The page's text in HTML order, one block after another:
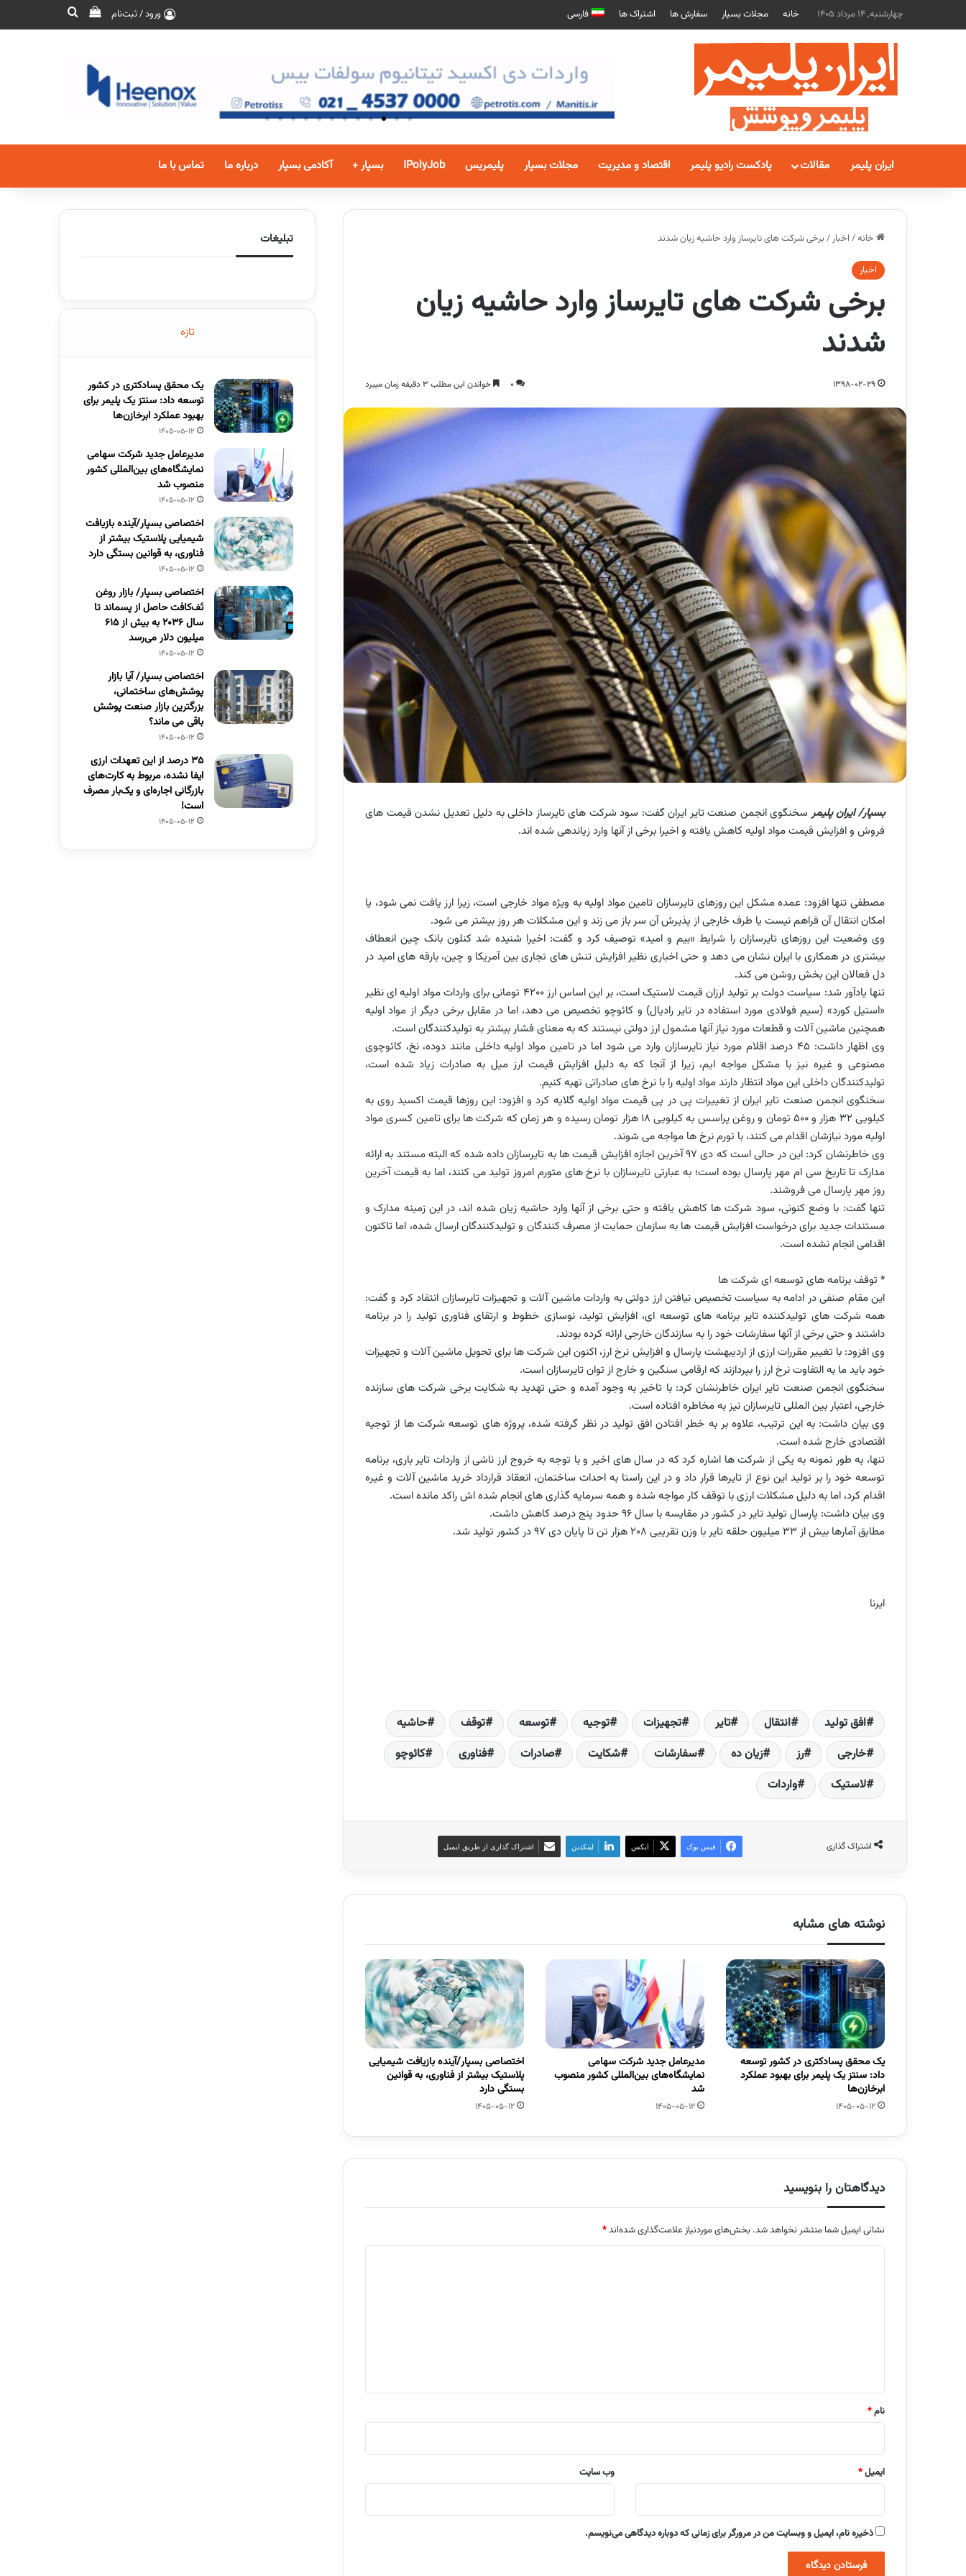
چهارشنبه, 14 مرداد 1405 خانه مجلات بسپار سفارش ها اشتراک ها فارسی ورود / ثبت‌نام
ایران پلیمر مقالات پادکست رادیو پلیمر اقتصاد و مدیریت مجلات بسپار پلیمریس IPolyJob بسپار + آکادمی بسپار درباره ما تماس با ما
خانه/ اخبار/برخی شرکت های تایرساز وارد حاشیه زیان شدند
اخبار
برخی شرکت های تایرساز وارد حاشیه زیان
شدند
1398-02-29
0 خواندن این مطلب 3 دقیقه زمان میبرد
بسپار/ ایران پلیمر سخنگوی انجمن صنعت تایر ایران گفت: سود شرکت های تایرساز داخلی به دلیل تعدیل نشدن قیمت های
فروش و افزایش قیمت مواد اولیه کاهش یافته و اخیرا برخی از آنها وارد زیاندهی شده اند.
مصطفی تنها افزود: عمده مشکل این روزهای تایرسازان تامین مواد اولیه به ویژه مواد خارجی است، زیرا ارز یافت نمی شود، یا
امکان انتقال آن فراهم نیست یا طرف خارجی از پذیرش آن سر باز می زند و این مشکلات هر روز بیشتر می شود.
وی وضعیت این روزهای تایرسازان را شرایط «بیم و امید» توصیف کرد و گفت: اخیرا شنیده شد کنلون بانک چین انعطاف
بیشتری در همکاری با ایران نشان می دهد و حتی اخباری نظیر افزایش تنش های تجاری بین آمریکا و چین، بارقه های امید در
دل فعالان این بخش روشن می کند.
تنها یادآور شد: سیاست دولت بر تولید ارزان قیمت لاستیک است، بر این اساس ارز 4200 تومانی برای واردات مواد اولیه ای نظیر
«استیل کورد» (سیم فولادی مورد استفاده در تایر رادیال) و کائوچو تخصیص می دهد، اما در مقابل برخی دیگر از مواد اولیه
همچنین ماشین آلات و قطعات مورد نیاز آنها مشمول ارز دولتی نیستند که به معنای فشار بیشتر به تولیدکنندگان است.
وی اظهار داشت: 45 درصد اقلام مورد نیاز تایرسازان وارد می شود اما در تامین مواد اولیه داخلی مانند دوده، نخ، کائوچوی
مصنوعی و غیره نیز با مشکل مواجه ایم، زیرا از آنجا که به دلیل افزایش قیمت ارز میل به صادرات زیاد شده است،
تولیدکنندگان داخلی این مواد انتظار دارند مواد اولیه را با نرخ های صادراتی تهیه کنیم.
سخنگوی انجمن صنعت تایر ایران از تغییرات پی در پی قیمت مواد اولیه گلایه کرد و افزود: این روزها قیمت اکسید روی به
کیلویی 32 هزار و 500 تومان و روغن پراسس به کیلویی 18 هزار تومان رسیده و هر زمان که شرکت ها برای تامین کسری مواد
اولیه مورد نیازشان اقدام می کنند، با تورم نرخ ها مواجه می شوند.
وی خاطرنشان کرد: این در حالی است که دی 97 آخرین اجازه افزایش قیمت ها به تایرسازان داده شده که البته مستند به ارائه
مدارک تا تاریخ سی ام مهر پارسال بوده است؛ به عبارتی تایرسازان با نرخ های متورم امروز تولید می کنند، اما به قیمت آخرین
روز مهر پارسال می فروشند.
تنها گفت: با وضع کنونی، سود شرکت ها کاهش یافته و حتی برخی از آنها وارد حاشیه زیان شده اند، در این زمینه مدارک و
مستندات جدید برای درخواست افزایش قیمت ها به سازمان حمایت از مصرف کنندگان و تولیدکنندگان ارسال شده، اما تاکنون
اقدامی انجام نشده است.
* توقف برنامه های توسعه ای شرکت ها
این مقام صنفی در ادامه به سیاست تخصیص نیافتن ارز دولتی به واردات ماشین آلات و تجهیزات تایرسازان انتقاد کرد و گفت:
همه شرکت های تولیدکننده تایر برنامه های توسعه ای، افزایش تولید، نوسازی خطوط و ارتقای فناوری تولید را در برنامه
داشتند و حتی برخی از آنها سفارشات خود را به سازندگان خارجی ارائه کرده بودند.
وی افزود: با تغییر مقررات ارزی از اردیبهشت پارسال و افزایش نرخ ارز، اکنون این شرکت ها برای تحویل ماشین آلات و تجهیزات
خود باید ما به التفاوت نرخ ارز را بپردازند که ارقامی سنگین و خارج از توان تایرسازان است.
سخنگوی انجمن صنعت تایر ایران خاطرنشان کرد: با تاخیر به وجود آمده و حتی تهدید به شکایت برخی شرکت های سازنده
خارجی، اعتبار بین المللی تایرسازان نیز به مخاطره افتاده است.
وی بیان داشت: به این ترتیب، علاوه بر به خطر افتادن افق تولید در نظر گرفته شده، پروژه های توسعه شرکت ها از توجیه
اقتصادی خارج شده است.
تنها، به طور نمونه به یکی از شرکت ها اشاره کرد که در سال های اخیر و با توجه به خروج ارز ناشی از واردات تایر باری، برنامه
توسعه خود را بر تولید این نوع از تایرها قرار داد و در این راستا به احداث ساختمان، انعقاد قرارداد خرید ماشین آلات و غیره
اقدام کرد، اما به دلیل مشکلات ارزی با توقف کار مواجه شده و همه سرمایه گذاری های انجام شده اش راکد مانده است.
وی بیان داشت: پارسال تولید تایر در کشور در مقایسه با سال 96 حدود پنج درصد کاهش داشت.
مطابق آمارها بیش از 33 میلیون حلقه تایر با وزن تقریبی 208 هزار تن تا پایان دی 97 در کشور تولید شد.
ایرنا
افق تولید انتقال تایر تجهیزات توجیه توسعه‌ توقف
حاشیه
خارجی
رز زیان ده سفارشات شکایت صادرات فناوری
کائوچو
لاستیک
واردات
اشتراک گذاری فیس بوک ایکس لینکدین اشتراک گذاری از طریق ایمیل
نوشته های مشابه
یک محقق پسادکتری در کشور توسعه
داد: سنتز یک پلیمر برای بهبود عملکرد
ابرخازن‌ها
1405-05-12
مدیرعامل جدید شرکت سهامی
نمایشگاه‌های بین‌المللی کشور منصوب
شد
1405-05-12
اختصاصی بسپار/آینده بازیافت شیمیایی
پلاستیک بیشتر از فناوری، به قوانین
بستگی دارد
1405-05-12
دیدگاهتان را بنویسید
نشانی ایمیل شما منتشر نخواهد شد. بخش‌های موردنیاز علامت‌گذاری شده‌اند*
نام*
ایمیل* وب‌ سایت
ذخیره نام، ایمیل و وبسایت من در مرورگر برای زمانی که دوباره دیدگاهی می‌نویسم.
تبلیغات
تازه
یک محقق پسادکتری در کشور
توسعه داد: سنتز یک پلیمر برای
بهبود عملکرد ابرخازن‌ها
1405-05-12
مدیرعامل جدید شرکت سهامی
نمایشگاه‌های بین‌المللی کشور
منصوب شد
1405-05-12
اختصاصی بسپار/آینده بازیافت
شیمیایی پلاستیک بیشتر از
فناوری، به قوانین بستگی دارد
1405-05-12
اختصاصی بسپار/ بازار روغن
تَف‌کافت حاصل از پسماند تا
سال ۲۰۳۶ به بیش از ۶۱۵
میلیون دلار می‌رسد
1405-05-12
اختصاصی بسپار/ آیا بازار
پوشش‌های ساختمانی،
بزرگترین بازار صنعت پوشش
باقی می ماند؟
1405-05-12
۳۵ درصد از این تعهدات ارزی
ایفا نشده، مربوط به کارت‌های
بازرگانی اجاره‌ای و یک‌بار مصرف
است!
1405-05-12